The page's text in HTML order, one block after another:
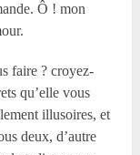
Ô ! mon
faire ? croyez-
qu’elle vous
illusoires, et
deux, d’autre